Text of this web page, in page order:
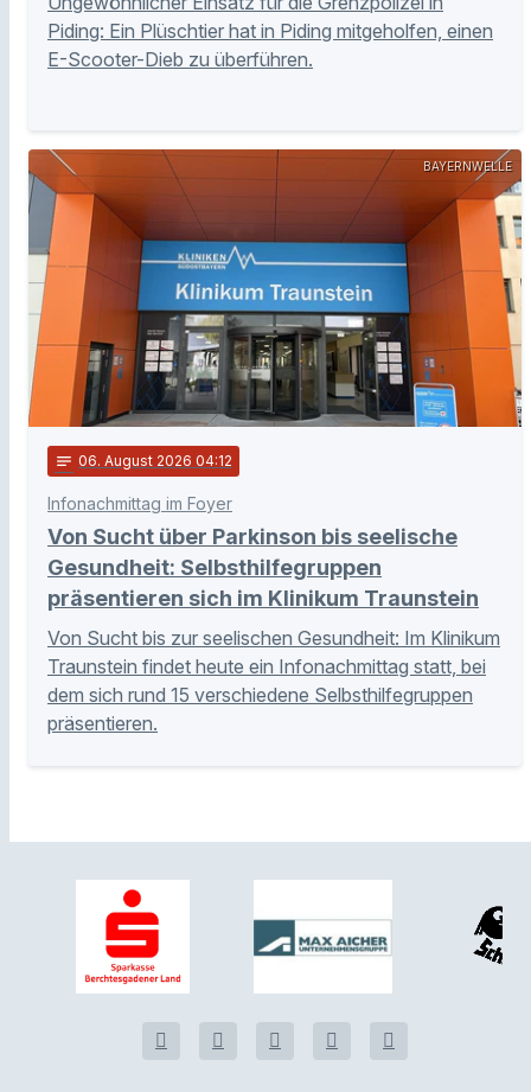
Piding: Ein Plüschtier hat in Piding mitgeholfen, einen
E-Scooter-Dieb zu überführen.
BAYERNWELLE
notes 06. August 2026 04:12
Infonachmittag im Foyer
Von Sucht über Parkinson bis seelische
Gesundheit: Selbsthilfegruppen
präsentieren sich im Klinikum Traunstein
Von Sucht bis zur seelischen Gesundheit: Im Klinikum
Traunstein findet heute ein Infonachmittag statt, bei
dem sich rund 15 verschiedene Selbsthilfegruppen
präsentieren.